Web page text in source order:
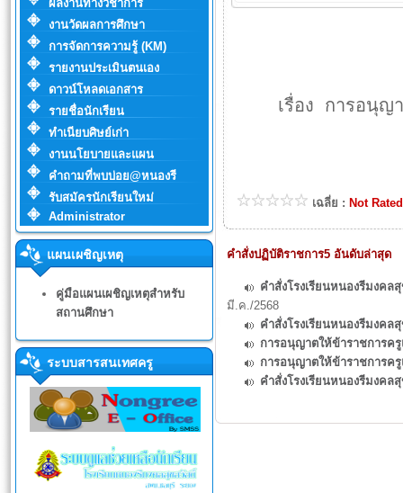
ผลงานทางวิชาการ
งานวัดผลการศึกษา
การจัดการความรู้ (KM)
รายงานประเมินตนเอง
ดาวน์โหลดเอกสาร
รายชื่อนักเรียน
ทำเนียบศิษย์เก่า
งานนโยบายและแผน
คำถามที่พบบ่อย@หนองรี
รับสมัครนักเรียนใหม่
Administrator
แผนเผชิญเหตุ
คู่มือแผนเผชิญเหตุสำหรับ
สถานศึกษา
ระบบสารสนเทศครู
เรื่อง การอนุญ
เฉลี่ย : Not Rated
คำสั่งปฏิบัติราชการ5 อันดับล่าสุด
คำสั่งโรงเรียนหนองรีมงคล
มี.ค./2568
คำสั่งโรงเรียนหนองรีมงคล
การอนุญาตให้ข้าราชการค
การอนุญาตให้ข้าราชการค
คำสั่งโรงเรียนหนองรีมงค